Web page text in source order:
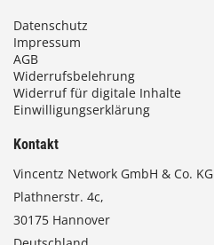
Datenschutz
Impressum
AGB
Widerrufsbelehrung
Widerruf für digitale Inhalte
Einwilligungserklärung
Kontakt
Vincentz Network GmbH & Co. KG
Plathnerstr. 4c,
30175 Hannover